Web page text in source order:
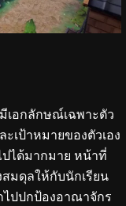
เอกลักษณ์เฉพาะตัว
ป้าหมายของตัวเอง
ได้มากมาย หน้าที่
มดุลให้กับนักเรียน
ปปกป้องอาณาจักร